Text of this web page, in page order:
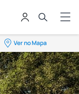
Ver no Mapa